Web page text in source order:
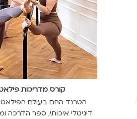
קורס מדריכות
הטרנד החם בעולם
דיגיטלי איכותי, ספר הדרכה